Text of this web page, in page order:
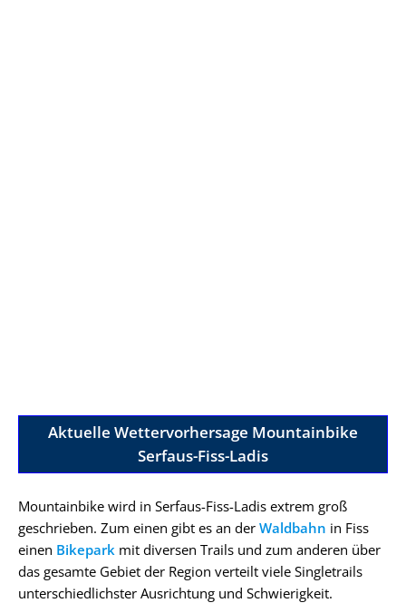
Aktuelle Wettervorhersage Mountainbike
Serfaus-Fiss-Ladis
Mountainbike wird in Serfaus-Fiss-Ladis extrem groß
geschrieben. Zum einen gibt es an der Waldbahn in Fiss
einen Bikepark mit diversen Trails und zum anderen über
das gesamte Gebiet der Region verteilt viele Singletrails
unterschiedlichster Ausrichtung und Schwierigkeit.